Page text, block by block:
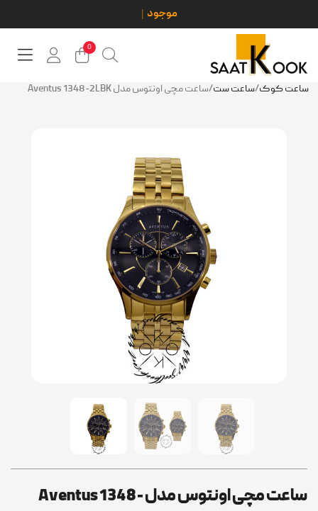
0
ساعت کوک/ساعت ست/ساعت مچی اونتوس مدل Aventus 1348-2LBK
ساعت مچی اونتوس مدل Aventus 1348-